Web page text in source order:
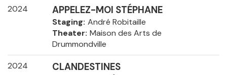
2024 APPELEZ-MOI STÉPHANE
Staging André Robitaille
Theater Maison des Arts de
Drummondville
2024 CLANDESTINES